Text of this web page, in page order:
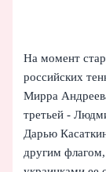
На момент
российских
Мирра
третьей -
Дарью
другим флагом,